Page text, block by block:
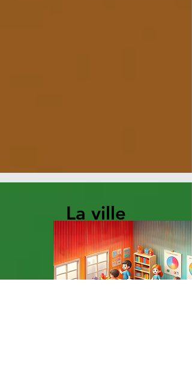
La ville
géante